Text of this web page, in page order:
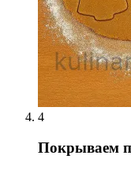
4
Покрываем